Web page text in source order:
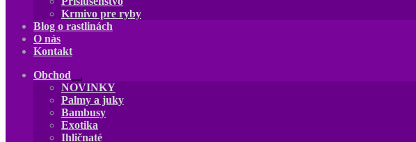
Krmivo pre ryby
Blog o rastlinách
O nás
Kontakt
Obchod
Rozbaliť
podradené
menu
NOVINKY
Palmy a juky
Bambusy
Exotika
Ihličnaté